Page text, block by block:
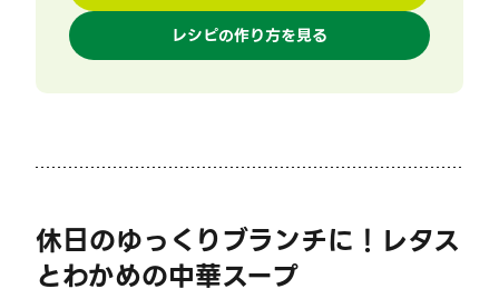
レシピの作り方を見る
休日のゆっくりブランチに！レタス
とわかめの中華スープ